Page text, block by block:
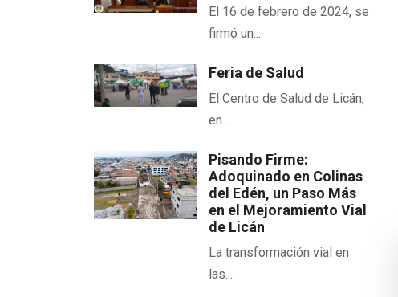
El 16 de febrero de 2024, se
firmó un...
Feria de Salud
El Centro de Salud de Licán,
en...
Pisando Firme:
Adoquinado en Colinas
del Edén, un Paso Más
en el Mejoramiento Vial
de Licán
La transformación vial en
las...